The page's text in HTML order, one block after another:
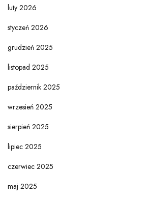
luty 2026
styczeń 2026
grudzień 2025
listopad 2025
październik 2025
wrzesień 2025
sierpień 2025
lipiec 2025
czerwiec 2025
maj 2025